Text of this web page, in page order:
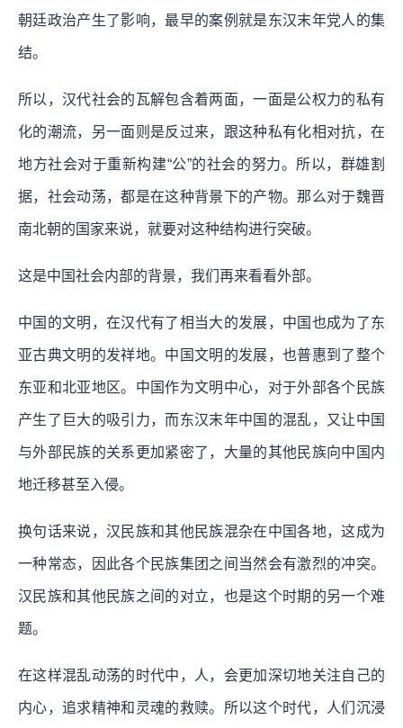
朝廷政治产生了影响，最早的案例就是东汉末年党人的集
结。
所以，汉代社会的瓦解包含着两面，一面是公权力的私有
化的潮流，另一面则是反过来，跟这种私有化相对抗，在
地方社会对于重新构建“公”的社会的努力。所以，群雄割
据，社会动荡，都是在这种背景下的产物。那么对于魏晋
南北朝的国家来说，就要对这种结构进行突破。
这是中国社会内部的背景，我们再来看看外部。
中国的文明，在汉代有了相当大的发展，中国也成为了东
亚古典文明的发祥地。中国文明的发展，也普惠到了整个
东亚和北亚地区。中国作为文明中心，对于外部各个民族
产生了巨大的吸引力，而东汉末年中国的混乱，又让中国
与外部民族的关系更加紧密了，大量的其他民族向中国内
地迁移甚至入侵。
换句话来说，汉民族和其他民族混杂在中国各地，这成为
一种常态，因此各个民族集团之间当然会有激烈的冲突。
汉民族和其他民族之间的对立，也是这个时期的另一个难
题。
在这样混乱动荡的时代中，人，会更加深切地关注自己的
内心，追求精神和灵魂的救赎。所以这个时代，人们沉浸